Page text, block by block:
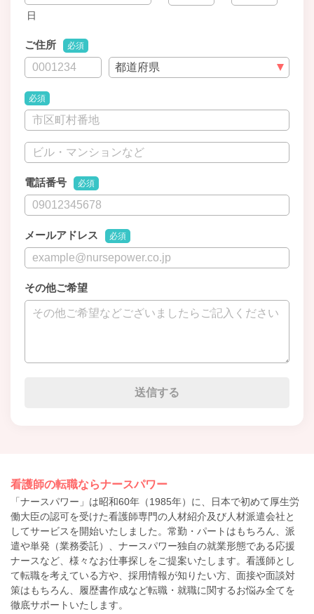
日
ご住所 必須
必須
電話番号 必須
メールアドレス 必須
その他ご希望
看護師の転職ならナースパワー
「ナースパワー」は昭和60年（1985年）に、日本で初めて厚生労
働大臣の認可を受けた看護師専門の人材紹介及び人材派遣会社と
してサービスを開始いたしました。常勤・パートはもちろん、派
遣や単発（業務委託）、ナースパワー独自の就業形態である応援
ナースなど、様々なお仕事探しをご提案いたします。看護師とし
て転職を考えている方や、採用情報が知りたい方、面接や面談対
策はもちろん、履歴書作成など転職・就職に関するお悩み全てを
徹底サポートいたします。